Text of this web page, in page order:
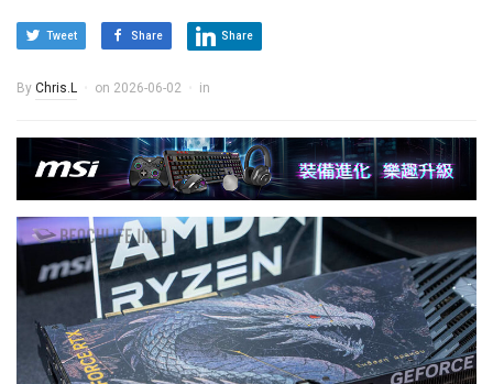
Tweet Share Share
By Chris.L on 2026-06-02 in